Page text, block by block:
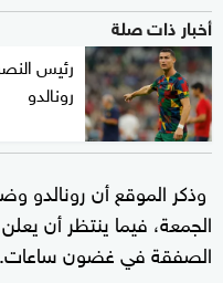
أخبار ذات صلة
رئيس
رونالدو
وذكر الموقع أن رونالدو
الجمعة، فيما ينتظر أن
الصفقة في غضون ساعات.